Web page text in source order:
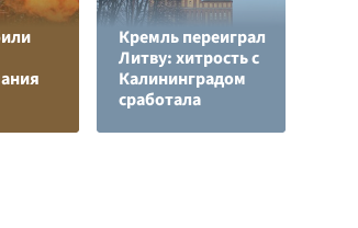
Кремль переиграл
Литву: хитрость с
Калининградом
сработала